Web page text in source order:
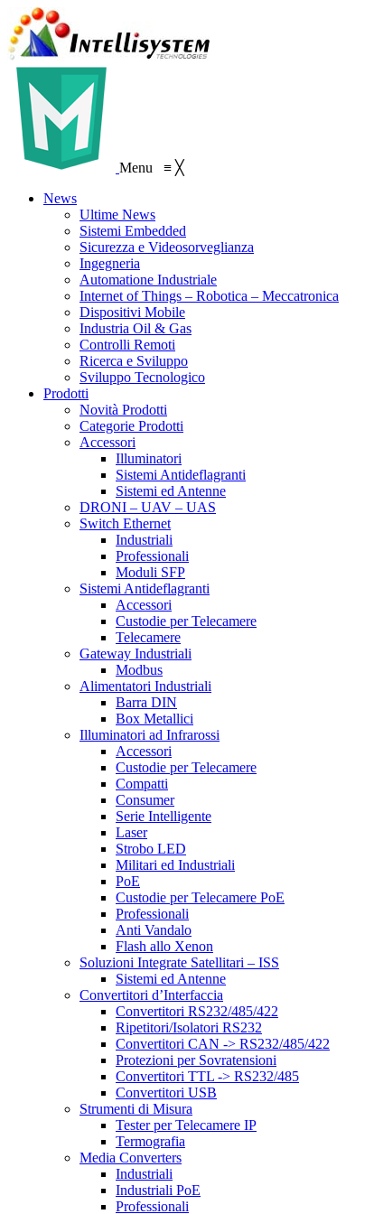
Menu ≡ ╳
News
Ultime News
Sistemi Embedded
Sicurezza e Videosorveglianza
Ingegneria
Automatione Industriale
Internet of Things – Robotica – Meccatronica
Dispositivi Mobile
Industria Oil & Gas
Controlli Remoti
Ricerca e Sviluppo
Sviluppo Tecnologico
Prodotti
Novità Prodotti
Categorie Prodotti
Accessori
Illuminatori
Sistemi Antideflagranti
Sistemi ed Antenne
DRONI – UAV – UAS
Switch Ethernet
Industriali
Professionali
Moduli SFP
Sistemi Antideflagranti
Accessori
Custodie per Telecamere
Telecamere
Gateway Industriali
Modbus
Alimentatori Industriali
Barra DIN
Box Metallici
Illuminatori ad Infrarossi
Accessori
Custodie per Telecamere
Compatti
Consumer
Serie Intelligente
Laser
Strobo LED
Militari ed Industriali
PoE
Custodie per Telecamere PoE
Professionali
Anti Vandalo
Flash allo Xenon
Soluzioni Integrate Satellitari – ISS
Sistemi ed Antenne
Convertitori d’Interfaccia
Convertitori RS232/485/422
Ripetitori/Isolatori RS232
Convertitori CAN -> RS232/485/422
Protezioni per Sovratensioni
Convertitori TTL -> RS232/485
Convertitori USB
Strumenti di Misura
Tester per Telecamere IP
Termografia
Media Converters
Industriali
Industriali PoE
Professionali